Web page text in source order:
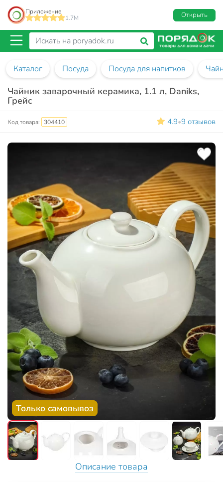
Приложение
1.7M
Открыть
Каталог Посуда Посуда для напитков
Чайник заварочный керамика, 1.1 л, Daniks,
Грейс
Код товара: 304410 4.9•9 отзывов
Только самовывоз
Описание товара